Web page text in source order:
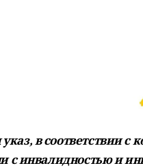
в соответствии с
с инвалидностью и